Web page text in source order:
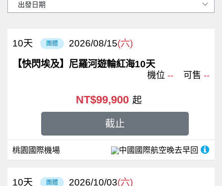
團體 2026/08/15(六)
10天
【快閃埃及】尼羅河遊輪紅海10天
機位 -- 可售 --
桃園國際機場 中國國際航空晚去早回
NT$99,900 起
截止
團體 2026/10/03(六)
10天